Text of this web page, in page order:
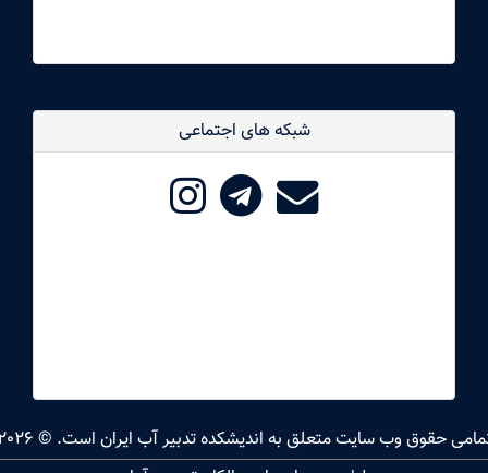
شبکه های اجتماعی
حقوق وب سایت متعلق به اندیشکده تدبیر آب ایران است. © 2026